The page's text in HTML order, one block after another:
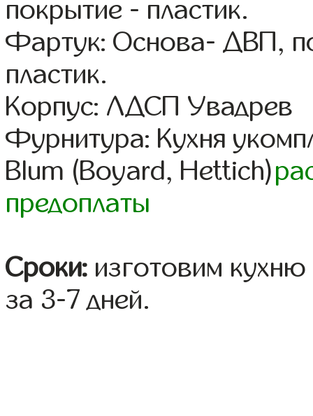
покрытие - пластик.
Фартук: Основа- ДВП,
пластик.
Корпус: ЛДСП Увадрев
Фурнитура: Кухня
Blum (Boyard, Hettich)
предоплаты
Сроки: изготовим
за 3-7 дней.